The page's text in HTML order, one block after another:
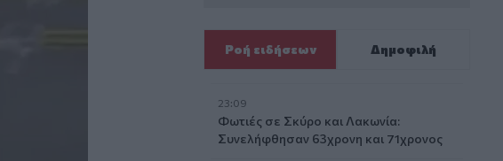
Ροή ειδήσεων Δημοφιλή
23:09
Φωτιές σε Σκύρο και Λακωνία:
Συνελήφθησαν 63χρονη και 71χρονος